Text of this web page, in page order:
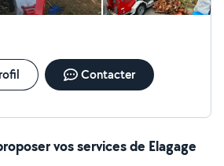
Contacter
vos services de Elagage